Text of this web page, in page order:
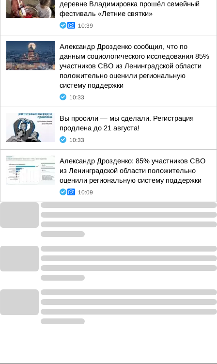
деревне Владимировка прошёл семейный
фестиваль «Летние святки»
10:39
Александр Дрозденко сообщил, что по
данным социологического исследования 85%
участников СВО из Ленинградской области
положительно оценили региональную
систему поддержки
10:33
Вы просили — мы сделали. Регистрация
продлена до 21 августа!
10:33
Александр Дрозденко: 85% участников СВО
из Ленинградской области положительно
оценили региональную систему поддержки
10:09